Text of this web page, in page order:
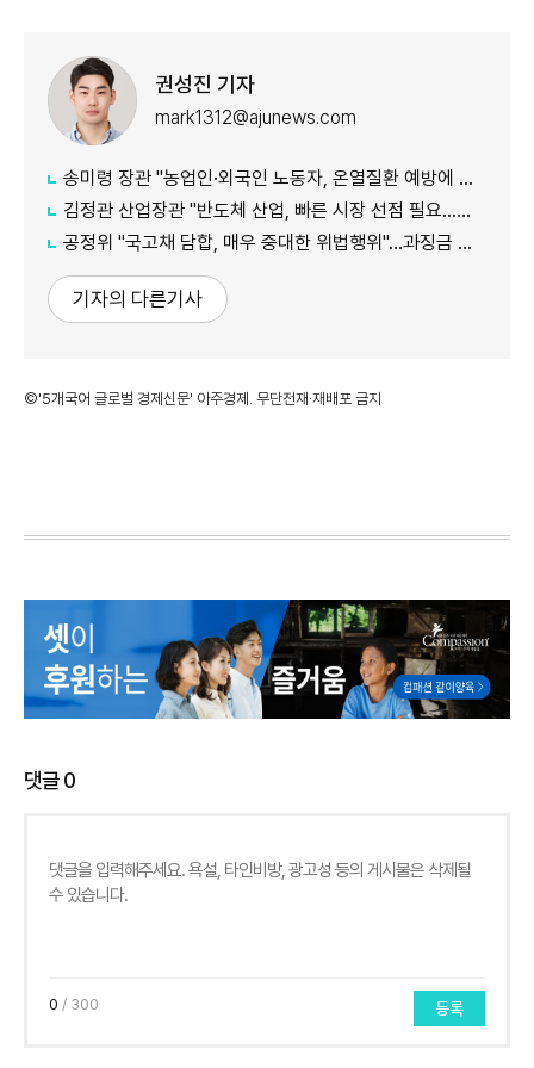
권성진 기자
mark1312@ajunews.com
송미령 장관 "농업인·외국인 노동자, 온열질환 예방에 가용자원 총동원"
김정관 산업장관 "반도체 산업, 빠른 시장 선점 필요…주52시간제 손봐야"
공정위 "국고채 담합, 매우 중대한 위법행위"...과징금 최대 15조원 전망
기자의 다른기사
©'5개국어 글로벌 경제신문' 아주경제. 무단전재·재배포 금지
댓글0
0 / 300 등록